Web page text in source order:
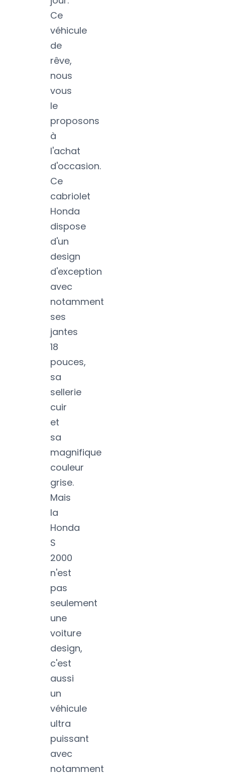
Ce
véhicule
de
rêve,
nous
vous
le
proposons
à
l'achat
d'occasion.
Ce
cabriolet
Honda
dispose
d'un
design
d'exception
avec
notamment
ses
jantes
18
pouces,
sa
sellerie
cuir
et
sa
magnifique
couleur
grise.
Mais
la
Honda
S
2000
n'est
pas
seulement
une
voiture
design,
c'est
aussi
un
véhicule
ultra
puissant
avec
notamment